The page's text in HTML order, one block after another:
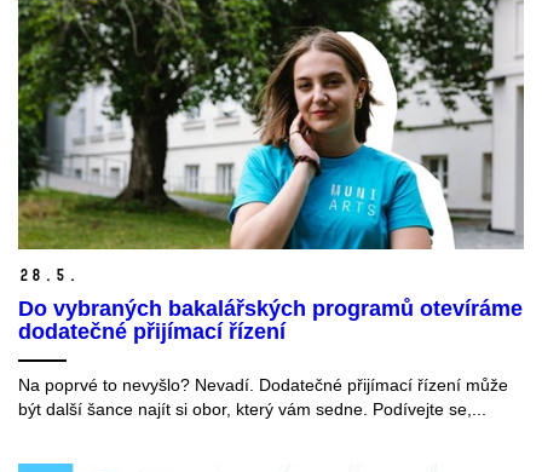
28. 5.
Do vybraných bakalářských programů otevíráme
dodatečné přijímací řízení
Na poprvé to nevyšlo? Nevadí. Dodatečné přijímací řízení může
být další šance najít si obor, který vám sedne. Podívejte se,...